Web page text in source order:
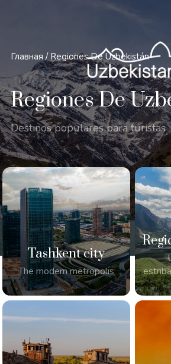
Главная / Regiones De Uzbekistán
Regiones De
Destinos populares para turistas
Tashkent city
The modern metropolis